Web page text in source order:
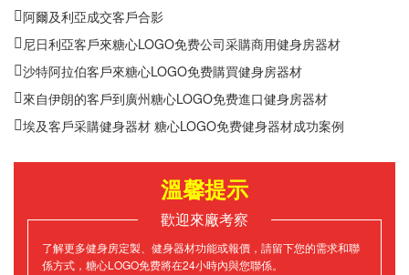
阿爾及利亞成交客戶合影
尼日利亞客戶來糖心LOGO免费公司采購商用健身房器材
沙特阿拉伯客戶來糖心LOGO免费購買健身房器材
來自伊朗的客戶到廣州糖心LOGO免费進口健身房器材
埃及客戶采購健身器材 糖心LOGO免费健身器材成功案例
溫馨提示
歡迎來廠考察
了解更多健身房定製、健身器材功能或報價，請留下您的需求和聯
係方式，糖心LOGO免费將在24小時內與您聯係。